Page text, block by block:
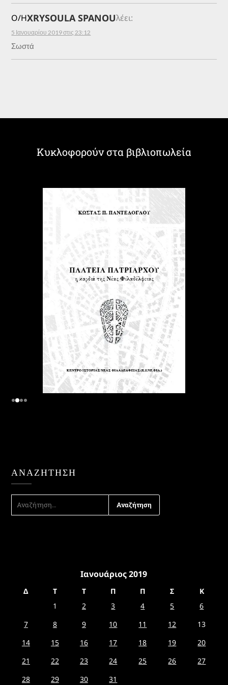
Ο/ΗXRYSOULA SPANOUλέει:
5 Ιανουαρίου 2019 στις 23:12
Σωστά
Κυκλοφορούν στα βιβλιοπωλεία
ΑΝΑΖΉΤΗΣΗ
ΑΝΑΖΉΤΗΣΗ
Ιανουάριος 2019
Δ Τ Τ Π Π Σ
Κ
1
2 3 4 5
6
7
8 9 10 11 12
13
14
15 16 17 18 19
20
21
22 23 24 25 26
27
28
29 30
31